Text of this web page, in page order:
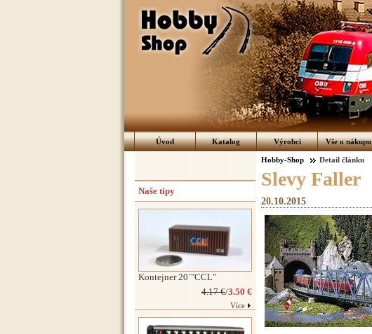
Úvod Katalog Výrobci Vše o nákupu
Hobby-Shop Detail článku
Slevy Faller
20.10.2015
Naše tipy
Kontejner 20´"CCL"
4.17 €/3.50 €
Více